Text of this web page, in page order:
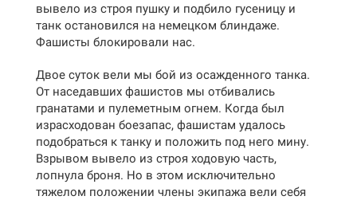
вывело из строя пушку и подбило гусеницу и
танк остановился на немецком блиндаже.
Фашисты блокировали нас.
Двое суток вели мы бой из осажденного танка.
От наседавших фашистов мы отбивались
гранатами и пулеметным огнем. Когда был
израсходован боезапас, фашистам удалось
подобраться к танку и положить под него мину.
Взрывом вывело из строя ходовую часть,
лопнула броня. Но в этом исключительно
тяжелом положении члены экипажа вели себя